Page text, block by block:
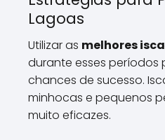
Lagoas
Utilizar as melhores
durante esses períodos
chances de sucesso.
minhocas e pequenos
muito eficazes.